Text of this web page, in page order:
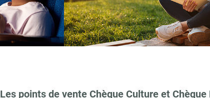
Les points de vente Chèque Culture et